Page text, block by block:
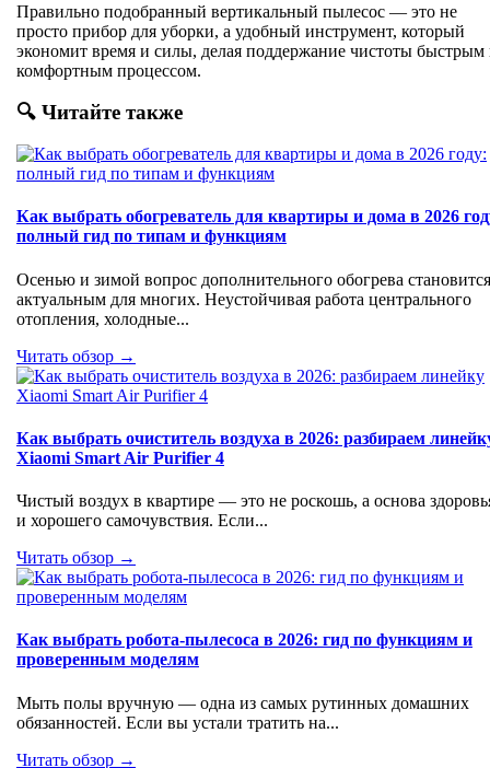
Правильно подобранный вертикальный пылесос — это не
просто прибор для уборки, а удобный инструмент, который
экономит время и силы, делая поддержание чистоты быстрым
комфортным процессом.
🔍 Читайте также
Как выбрать обогреватель для квартиры и дома в 2026
полный гид по типам и функциям
Осенью и зимой вопрос дополнительного обогрева становится
актуальным для многих. Неустойчивая работа центрального
отопления, холодные...
Читать обзор →
Как выбрать очиститель воздуха в 2026: разбираем
Xiaomi Smart Air Purifier 4
Чистый воздух в квартире — это не роскошь, а основа
и хорошего самочувствия. Если...
Читать обзор →
Как выбрать робота-пылесоса в 2026: гид по функциям и
проверенным моделям
Мыть полы вручную — одна из самых рутинных домашних
обязанностей. Если вы устали тратить на...
Читать обзор →